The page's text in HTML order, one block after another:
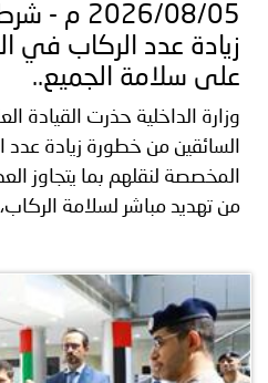
وفيديو
مجلة
أصداء
الأمانة
إعلانات
من
نحن
اتصل
بنا
2026/08/
زيادة عدد الركاب في
على سلامة الجميع..
وزارة الداخلية حذرت القيادة
السائقين من خطورة زيادة
المخصصة لنقلهم بما يتجاوز
من تهديد مباشر لسلامة